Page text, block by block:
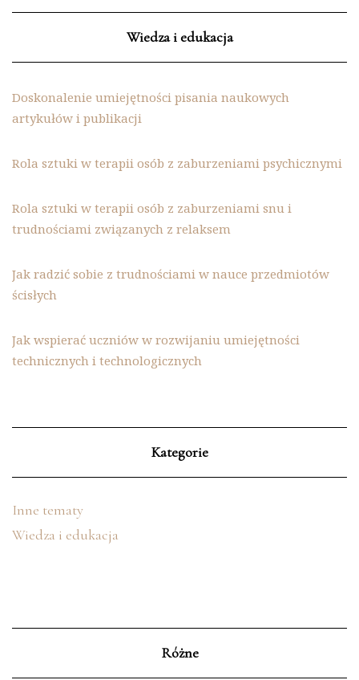
Wiedza i edukacja
Doskonalenie umiejętności pisania naukowych
artykułów i publikacji
Rola sztuki w terapii osób z zaburzeniami psychicznymi
Rola sztuki w terapii osób z zaburzeniami snu i
trudnościami związanych z relaksem
Jak radzić sobie z trudnościami w nauce przedmiotów
ścisłych
Jak wspierać uczniów w rozwijaniu umiejętności
technicznych i technologicznych
Kategorie
Inne tematy
Wiedza i edukacja
Różne